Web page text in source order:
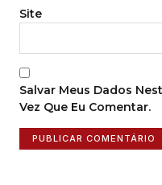
Site
Salvar Meus Dados
Vez Que Eu Comentar.